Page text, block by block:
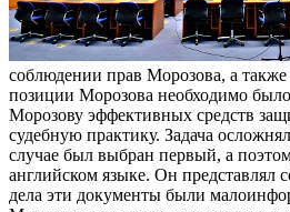
соблюдении прав Морозова, а
позиции Морозова необходимо
Морозову эффективных средств
судебную практику. Задача
случае был выбран первый, а
английском языке. Он представлял
дела эти документы были